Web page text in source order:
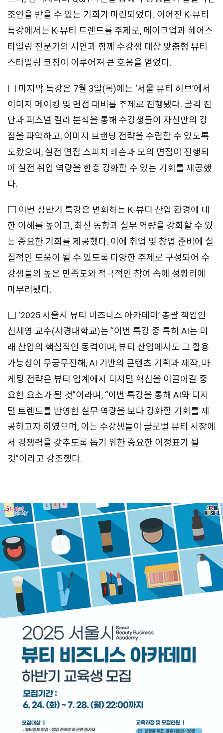
조언을 받을 수 있는 기회가 마련되었다. 이어진 K-뷰티
특강에서는 K-뷰티 트렌드를 주제로, 메이크업과 헤어스
타일링 전문가의 시연과 함께 수강생 대상 맞춤형 뷰티
스타일링 코칭이 이루어져 큰 호응을 얻었다.
□ 마지막 특강은 7월 3일(목)에는 ‘서울 뷰티 허브’에서
이미지 메이킹 및 면접 대비를 주제로 진행됐다. 골격 진
단과 퍼스널 컬러 분석을 통해 수강생들이 자신만의 강
점을 파악하고, 이미지 브랜딩 전략을 수립할 수 있도록
도왔으며, 실전 면접 스피치 레슨과 모의 면접이 진행되
어 실전 취업 역량을 한층 강화할 수 있는 기회를 제공했
다.
□ 이번 상반기 특강은 변화하는 K-뷰티 산업 환경에 대
한 이해를 높이고, 최신 동향과 실무 역량을 강화할 수 있
는 중요한 기회를 제공했다. 이에 취업 및 창업 준비에 실
질적인 도움이 될 수 있도록 다양한 주제로 구성되어 수
강생들의 높은 만족도와 적극적인 참여 속에 성황리에
마무리됐다.
□ ‘2025 서울시 뷰티 비즈니스 아카데미’ 총괄 책임인
신세영 교수(서경대학교)는 “이번 특강 중 특히 AI는 미
래 산업의 핵심적인 동력이며, 뷰티 산업에서도 그 활용
가능성이 무궁무진해, AI 기반의 콘텐츠 기획과 제작, 마
케팅 전략은 뷰티 업계에서 디지털 혁신을 이끌어갈 중
요한 요소가 될 것”이라며, “이번 특강을 통해 AI와 디지
털 트렌드를 반영한 실무 역량을 보다 강화할 기회를 제
공하고자 하였으며, 이는 수강생들이 글로벌 뷰티 시장에
서 경쟁력을 갖추도록 돕기 위한 중요한 이정표가 될
것”이라고 강조했다.